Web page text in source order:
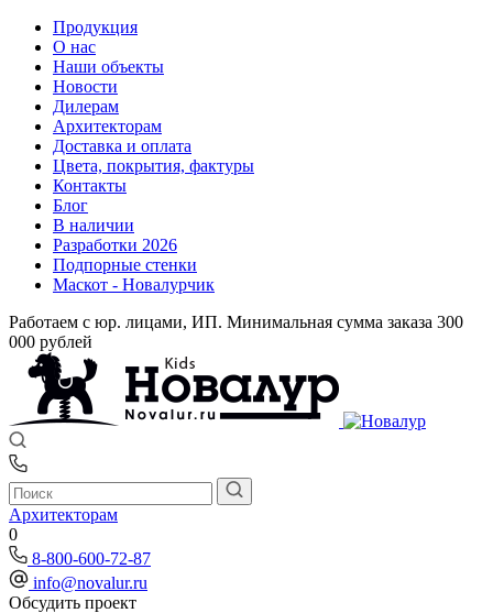
Продукция
О нас
Наши объекты
Новости
Дилерам
Архитекторам
Доставка и оплата
Цвета, покрытия, фактуры
Контакты
Блог
В наличии
Разработки 2026
Подпорные стенки
Маскот - Новалурчик
Работаем с юр. лицами, ИП. Минимальная сумма заказа 300
000 рублей
Архитекторам
0
8-800-600-72-87
info@novalur.ru
Обсудить проект